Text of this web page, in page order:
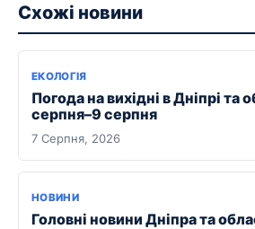
Схожі новини
ЕКОЛОГІЯ
Погода на вихідні в Дніпрі та
серпня–9 серпня
7 Серпня, 2026
НОВИНИ
Головні новини Дніпра та